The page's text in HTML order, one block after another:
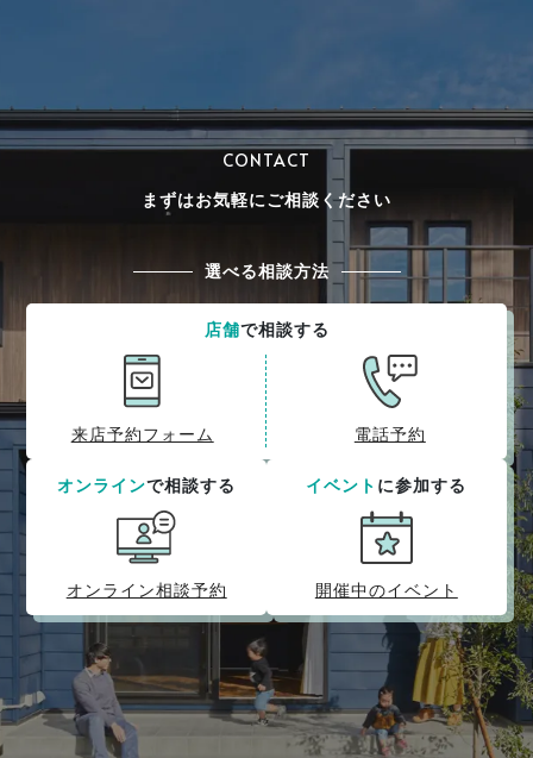
CONTACT
まずはお気軽にご相談ください
選べる相談方法
店舗で相談する
来店予約フォーム 電話予約
オンラインで相談する
オンライン相談予約
イベント に参加する
開催中のイベント